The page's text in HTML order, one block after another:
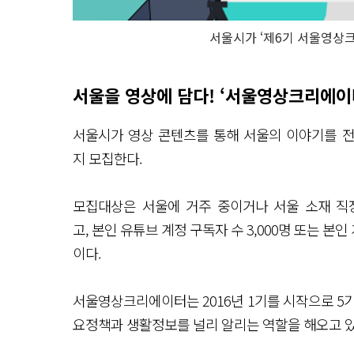
서울시가 ‘제6기 서울영상
서울을 영상에 담다! ‘서울영상크리에
서울시가 영상 콘텐츠를 통해 서울의 이야기를
지 모집한다.
모집대상은 서울에 거주 중이거나 서울 소재
고, 본인 유튜브 계정 구독자 수 3,000명 또는 본
이다.
서울영상크리에이터는 2016년 1기를 시작으로 5
요정책과 생활정보를 널리 알리는 역할을 해오고